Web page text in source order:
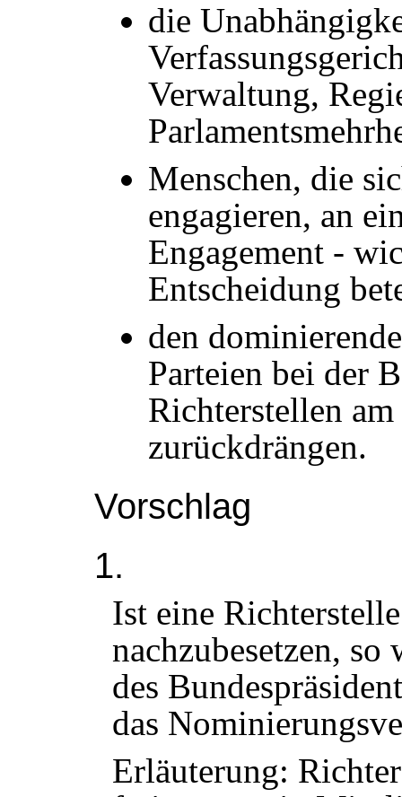
die
Verwaltung,
Menschen, die
engagieren, an
Engagement -
Entscheidung
den
Parteien bei der
Richterstellen
zurückdrängen.
Vorschlag
1.
Ist eine
nachzubesetzen,
des
das
Erläuterung: